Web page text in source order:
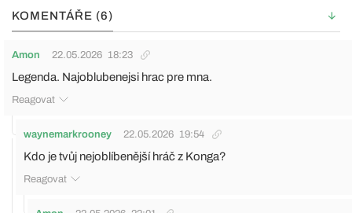
KOMENTÁŘE (6)
Amon 22.05.2026 18:23
Legenda. Najoblubenejsi hrac pre mna.
Reagovat
waynemarkrooney 22.05.2026 19:54
Kdo je tvůj nejoblíbenější hráč z Konga?
Reagovat